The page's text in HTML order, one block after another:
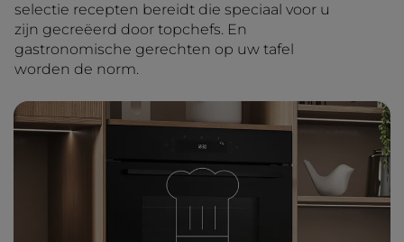
selectie recepten bereidt die speciaal voor u
zijn gecreëerd door topchefs. En
gastronomische gerechten op uw tafel
worden de norm.